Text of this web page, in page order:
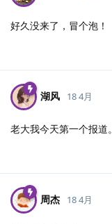
好久没来了，冒个泡！
湖风 18 4月
老大我今天第一个报
周杰 18 4月